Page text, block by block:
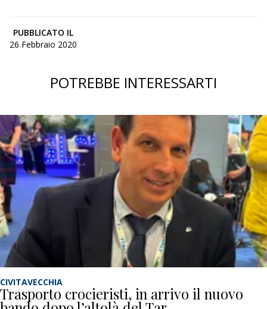
PUBBLICATO IL
26 Febbraio 2020
POTREBBE INTERESSARTI
CIVITAVECCHIA
Trasporto crocieristi, in arrivo il nuovo